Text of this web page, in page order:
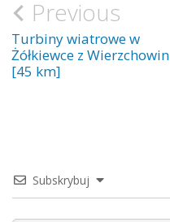
Nawigacja
wpisu
Previous
Turbiny wiatrowe w
Żółkiewce z Wierzchowin
[45 km]
Subskrybuj